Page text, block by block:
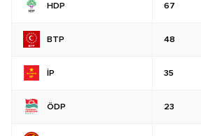
HDP 67
BTP 48
İP 35
ÖDP 23